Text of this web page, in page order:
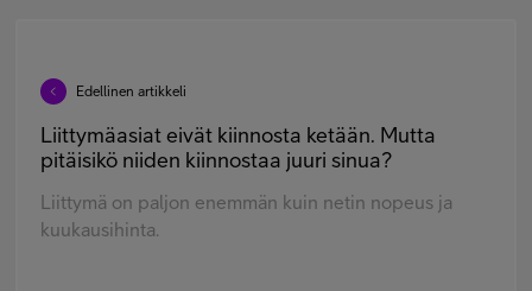
Edellinen artikkeli
Liittymäasiat eivät kiinnosta ketään. Mutta
pitäisikö niiden kiinnostaa juuri sinua?
Liittymä on paljon enemmän kuin netin nopeus ja
kuukausihinta.